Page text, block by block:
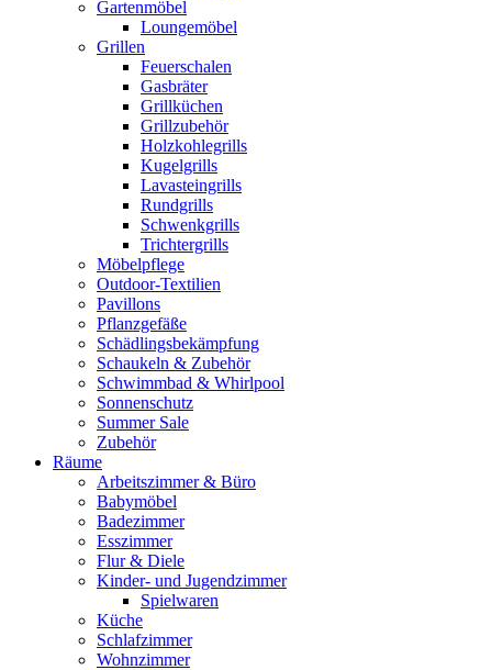
Gartenmöbel
Loungemöbel
Grillen
Feuerschalen
Gasbräter
Grillküchen
Grillzubehör
Holzkohlegrills
Kugelgrills
Lavasteingrills
Rundgrills
Schwenkgrills
Trichtergrills
Möbelpflege
Outdoor-Textilien
Pavillons
Pflanzgefäße
Schädlingsbekämpfung
Schaukeln & Zubehör
Schwimmbad & Whirlpool
Sonnenschutz
Summer Sale
Zubehör
Räume
Arbeitszimmer & Büro
Babymöbel
Badezimmer
Esszimmer
Flur & Diele
Kinder- und Jugendzimmer
Spielwaren
Küche
Schlafzimmer
Wohnzimmer